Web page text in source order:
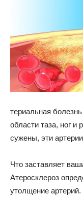
териальная
области таза, ног и
сужены, эти
Что заставляет
Атеросклероз
утолщение артерий.